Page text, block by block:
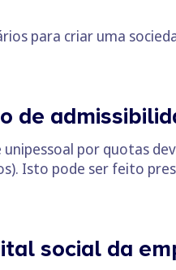
para criar uma
de
unipessoal por quotas
Isto pode ser feito
social da